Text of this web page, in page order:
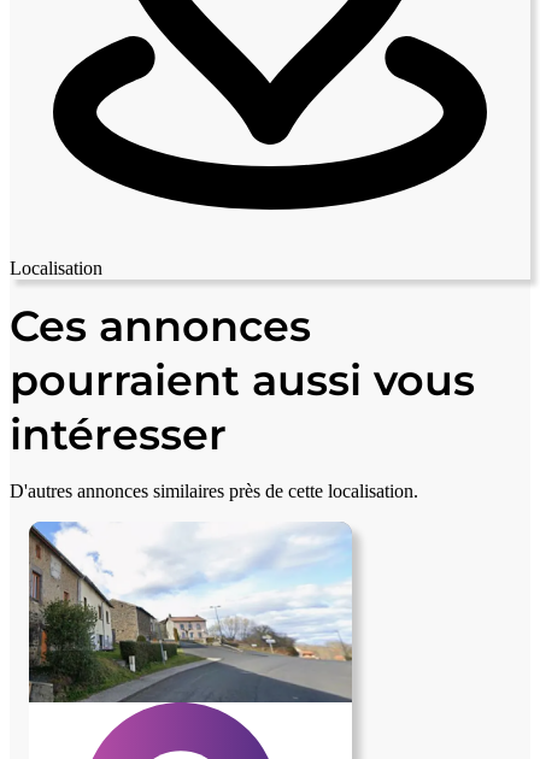
Localisation
+
−
Ces annonces
pourraient aussi vous
intéresser
D'autres annonces similaires près de cette localisation.